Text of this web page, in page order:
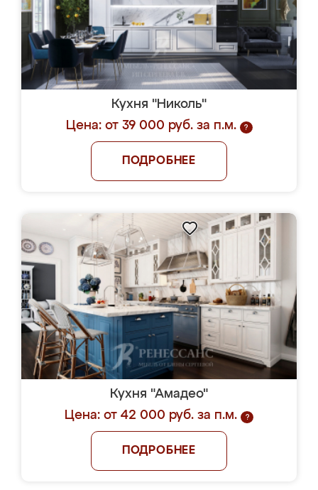
Кухня "Николь"
Цена: от 39 000 руб. за п.м.
?
ПОДРОБНЕЕ
Кухня "Амадео"
Цена: от 42 000 руб. за п.м.
?
ПОДРОБНЕЕ